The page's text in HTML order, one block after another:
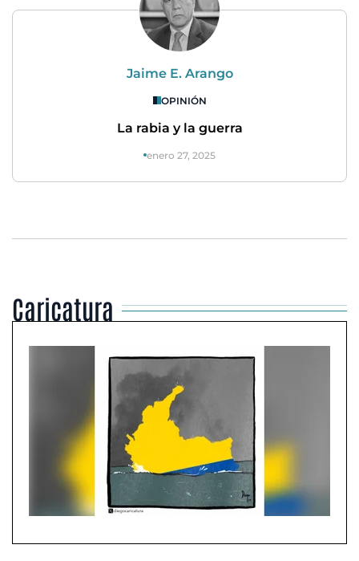
Jaime E. Arango
OPINIÓN
La rabia y la guerra
enero 27, 2025
Caricatura